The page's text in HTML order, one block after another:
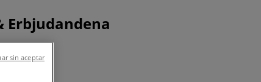
Erbjudandena
sin aceptar